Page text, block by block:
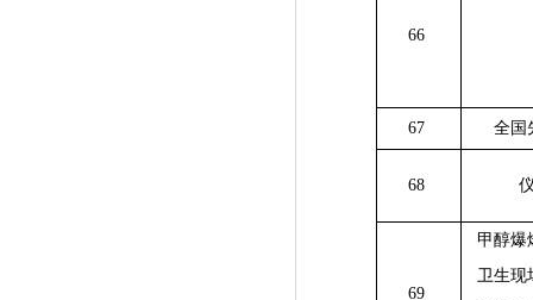
66
67 全国
68
69
甲醇爆
卫生现